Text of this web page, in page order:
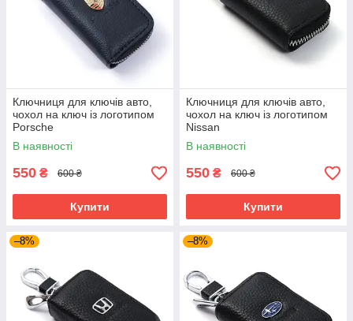
Ключниця для ключів авто,
чохол на ключ із логотипом
Porsche
В наявності
550 ₴ 600 ₴
Купити
Ключниця для ключів авто,
чохол на ключ із логотипом
Nissan
В наявності
550 ₴ 600 ₴
Купити
–8% –8%